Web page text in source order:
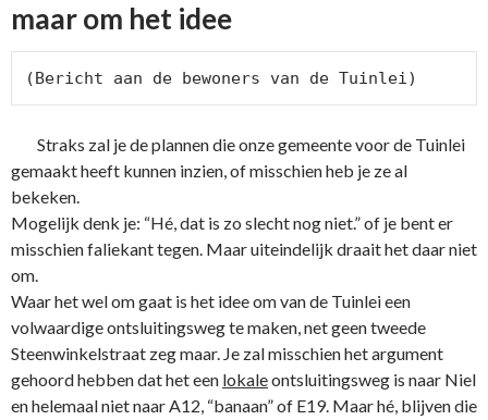
maar om het idee
(Bericht aan de bewoners van de Tuinlei)
Straks zal je de plannen die onze gemeente voor de Tuinlei
gemaakt heeft kunnen inzien, of misschien heb je ze al
bekeken.
Mogelijk denk je: “Hé, dat is zo slecht nog niet.” of je bent er
misschien faliekant tegen. Maar uiteindelijk draait het daar niet
om.
Waar het wel om gaat is het idee om van de Tuinlei een
volwaardige ontsluitingsweg te maken, net geen tweede
Steenwinkelstraat zeg maar. Je zal misschien het argument
gehoord hebben dat het een lokaleontsluitingsweg is naar Niel
en helemaal niet naar A12, “banaan” of E19. Maar hé, blijven die